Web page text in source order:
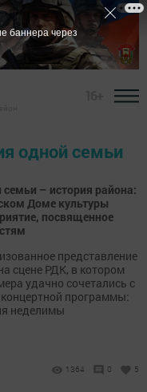
одной семьи
– история района:
Доме культуры
посвященное
представление
сцене РДК, в котором
удачно сочетались с
программы:
неделимы
1364 0 5
баннера через